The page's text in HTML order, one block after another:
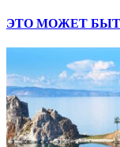
ЭТО МОЖЕТ